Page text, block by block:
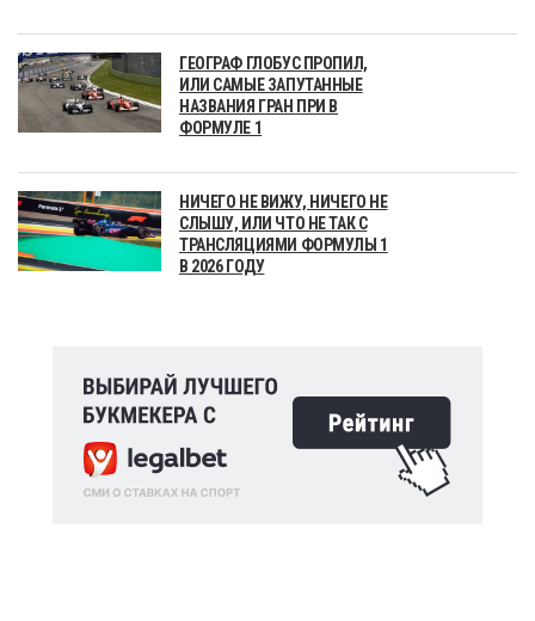
ГЕОГРАФ ГЛОБУС ПРОПИЛ,
ИЛИ САМЫЕ ЗАПУТАННЫЕ
НАЗВАНИЯ ГРАН ПРИ В
ФОРМУЛЕ 1
НИЧЕГО НЕ ВИЖУ, НИЧЕГО НЕ
СЛЫШУ, ИЛИ ЧТО НЕ ТАК С
ТРАНСЛЯЦИЯМИ ФОРМУЛЫ 1
В 2026 ГОДУ